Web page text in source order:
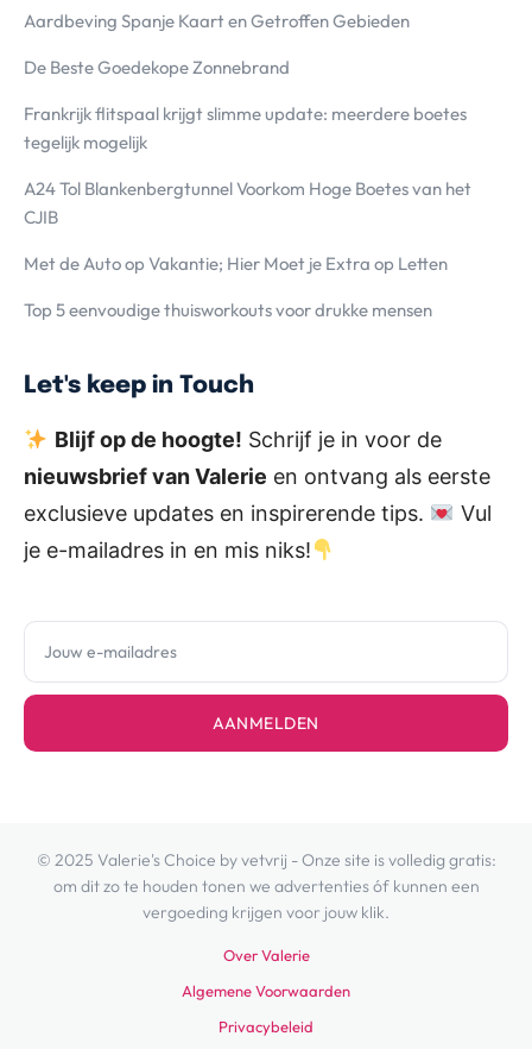
Aardbeving Spanje Kaart en Getroffen Gebieden
De Beste Goedekope Zonnebrand
Frankrijk flitspaal krijgt slimme update: meerdere boetes
tegelijk mogelijk
A24 Tol Blankenbergtunnel Voorkom Hoge Boetes van het
CJIB
Met de Auto op Vakantie; Hier Moet je Extra op Letten
Top 5 eenvoudige thuisworkouts voor drukke mensen
Let's keep in Touch
Blijf op de hoogte! Schrijf je in voor de
nieuwsbrief van Valerie en ontvang als eerste
exclusieve updates en inspirerende tips.
Vul
je e-mailadres in en mis niks!
AANMELDEN
© 2025 Valerie's Choice by vetvrij - Onze site is volledig gratis:
om dit zo te houden tonen we advertenties óf kunnen een
vergoeding krijgen voor jouw klik.
Over Valerie
Algemene Voorwaarden
Privacybeleid